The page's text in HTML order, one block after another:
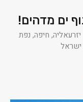
ים מדהים!
יזרעאליה, חיפה, נפת